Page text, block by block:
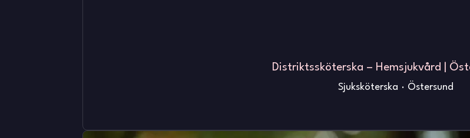
Distriktssköterska – Hemsjukvård |
Sjuksköterska · Östersund